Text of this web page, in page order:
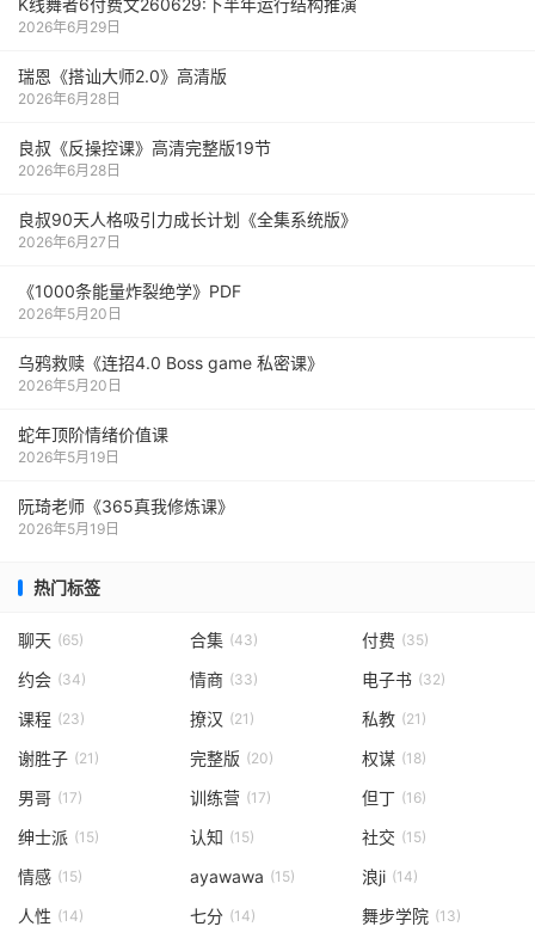
K线舞者6付费文260629:下半年运行结构推演
2026年6月29日
瑞恩《搭讪大师2.0》高清版
2026年6月28日
良叔《反操控课》高清完整版19节
2026年6月28日
良叔90天人格吸引力成长计划《全集系统版》
2026年6月27日
《1000‮能条‬‎量‮裂炸‬‎绝学》PDF
2026年5月20日
乌鸦救赎《连招4.0 Boss game 私密课》
2026年5月20日
蛇年顶阶情绪价值课
2026年5月19日
阮琦老师《365真我修炼课》
2026年5月19日
热门标签
聊天 (65) 合集 (43) 付费 (35)
约会 (34) 情商 (33) 电子书 (32)
课程 (23) 撩汉 (21) 私教 (21)
谢胜子 (21) 完整版 (20) 权谋 (18)
男哥 (17) 训练营 (17) 但丁 (16)
绅士派 (15) 认知 (15) 社交 (15)
情感 (15) ayawawa (15) 浪ji (14)
人性 (14) 七分 (14) 舞步学院 (13)